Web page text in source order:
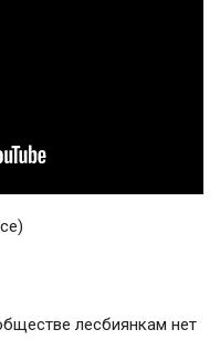
лесбиянкам нет